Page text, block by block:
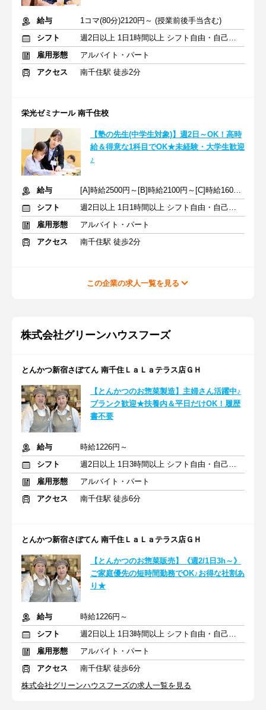
給与
1コマ(80分)2120円～ (授業前後手当含む)
シフト
週2日以上 1日1時間以上 シフト自由・自己申告
雇用形態
アルバイト・パート
アクセス
南千住駅 徒歩2分
栄光ゼミナール 南千住校
【塾の先生(中学生対象)】週2日～OK！高時
給＆得意な1科目でOK★未経験・大学生歓迎
♪
給与
[A]時給2500円～[B]時給2100円～[C]時給1600円～ ※生徒数による
シフト
週2日以上 1日1時間以上 シフト自由・自己申告
雇用形態
アルバイト・パート
アクセス
南千住駅 徒歩2分
この企業の求人一覧を見る
株式会社グリーンハウスフーズ
とんかつ新宿さぼてん 南千住ＬａＬａテラス店ＧＨ
【とんかつのお惣菜製造】主婦さん活躍中♪
ブランク歓迎★扶養内＆平日だけOK！履歴
書不要
給与
時給1226円～
シフト
週2日以上 1日3時間以上 シフト自由・自己申告
雇用形態
アルバイト・パート
アクセス
南千住駅 徒歩6分
とんかつ新宿さぼてん 南千住ＬａＬａテラス店ＧＨ
【とんかつのお惣菜販売】《週2/1日3h～》
ご家庭優先の短時間勤務でOK♪お得な社割あ
り★
給与
時給1226円～
シフト
週2日以上 1日3時間以上 シフト自由・自己申告
雇用形態
アルバイト・パート
アクセス
南千住駅 徒歩6分
株式会社グリーンハウスフーズの求人一覧を見る